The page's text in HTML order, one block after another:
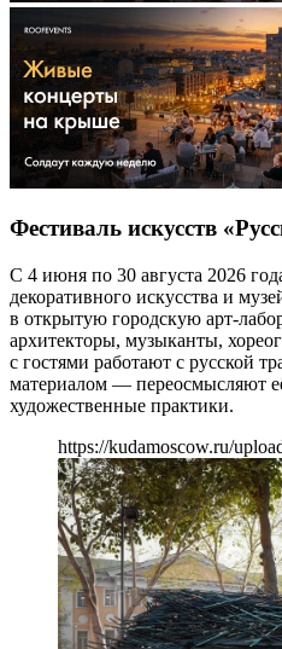
Фестиваль искусств
С 4 июня по 30 августа 2026
декоративного искусства и
в открытую городскую арт-
архитекторы, музыканты,
с гостями работают с русской
материалом — переосмысляют
художественные практики.
https://kudamoscow.ru/